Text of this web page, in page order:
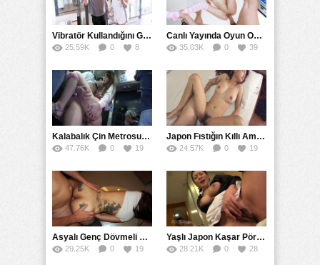
Vibratör Kullandığını Gören Kuzene Susması İçin Pay Verdi
25.59K 0 8
Canlı Yayında Oyun Oynayan Fenomen Sikle Oynadı
35.03K 0 39
Kalabalık Çin Metrosunda Etek Altı Sapığı Dürttü
47.76K 0 19
Japon Fıstığın Kıllı Amcığını Zorla Sikerek Yoldu
24.57K 0 19
Asyalı Genç Dövmeli Yakuza Müşterisini İçinde Zirveye Çıkardı
29.25K 0 19
Yaşlı Japon Kaşar Pörsümüş Amcığı İle Oynadı
28.21K 0 28